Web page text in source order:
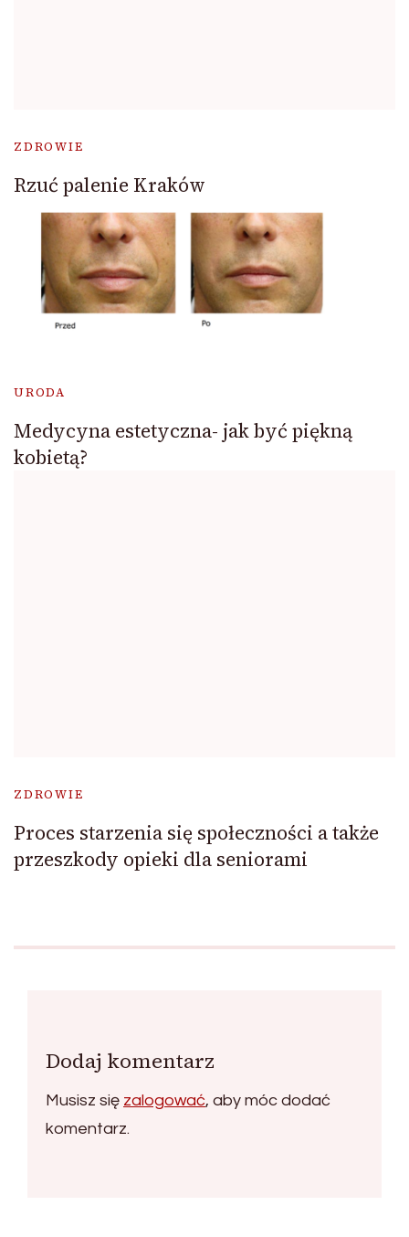
ZDROWIE
Rzuć palenie Kraków
URODA
Medycyna estetyczna- jak być piękną
kobietą?
ZDROWIE
Proces starzenia się społeczności a także
przeszkody opieki dla seniorami
Dodaj komentarz
Musisz się zalogować, aby móc dodać
komentarz.